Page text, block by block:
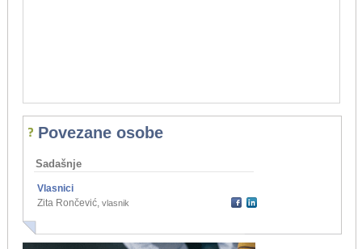
Povezane osobe
Sadašnje
Vlasnici
Zita Rončević, vlasnik